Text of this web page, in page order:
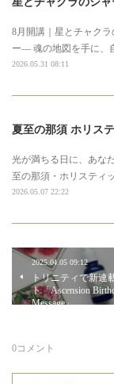
8月開講｜星とチャク
ー― 魂の地図を手に、
2026.05.31 08:11
夏至の那須 ホリス
光が満ちる日に、あな
至の那須・ホリスティ
2026.05.07 22:22
2025.04.05 09:12
トリニティで新連
ト「Ascension
Message」
0コメント